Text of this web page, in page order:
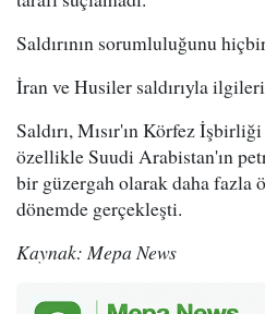
Saldırının sorumluluğunu
İran ve Husiler saldırıyla
Saldırı, Mısır'ın Körfez
özellikle Suudi Arabistan'ın
bir güzergah olarak daha fazla
dönemde gerçekleşti.
Kaynak: Mepa News